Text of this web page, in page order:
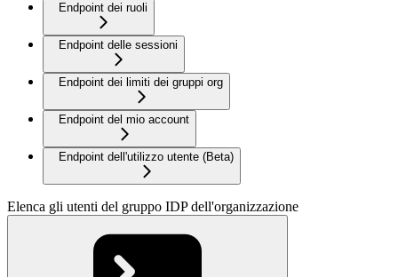
Endpoint dei ruoli
Endpoint delle sessioni
Endpoint dei limiti dei gruppi org
Endpoint del mio account
Endpoint dell'utilizzo utente (Beta)
Elenca gli utenti del gruppo IDP dell'organizzazione